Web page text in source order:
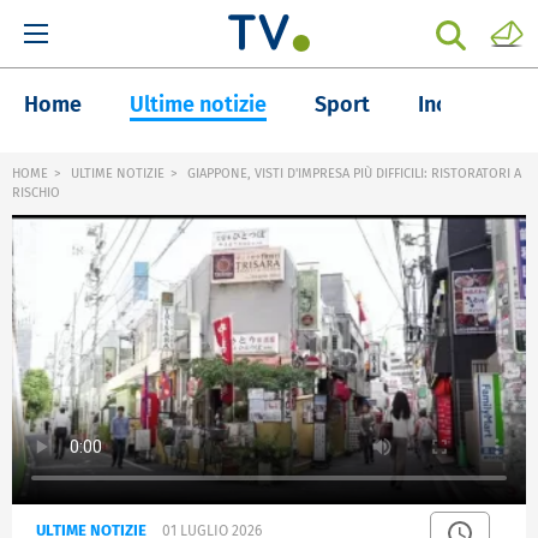
Home Ultime notizie Sport Inchieste
HOME ULTIME NOTIZIE
GIAPPONE, VISTI D'IMPRESA PIÙ DIFFICILI: RISTORATORI A
RISCHIO
ULTIME NOTIZIE 01 LUGLIO 2026